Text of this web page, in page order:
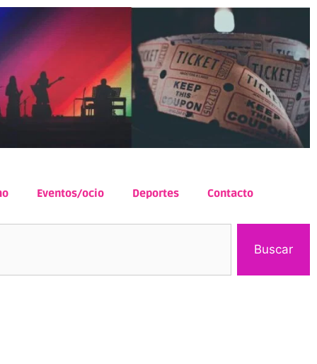
Eventos/ocio Deportes Contacto
Buscar